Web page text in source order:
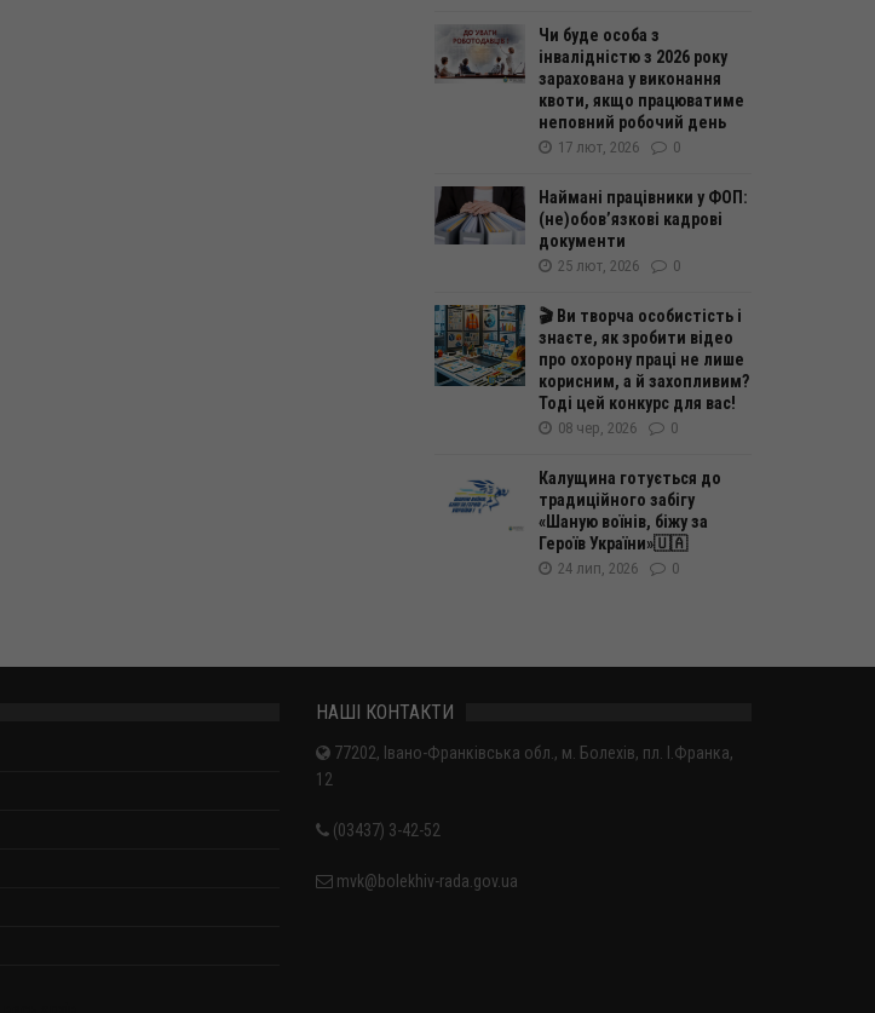
Чи буде особа з
інвалідністю з 2026 року
зарахована у виконання
квоти, якщо працюватиме
неповний робочий день
17 лют, 2026 0
Наймані працівники у ФОП:
(не)обовʼязкові кадрові
документи
25 лют, 2026 0
🎬 Ви творча особистість і
знаєте, як зробити відео
про охорону праці не лише
корисним, а й захопливим?
Тоді цей конкурс для вас!
08 чер, 2026 0
Калущина готується до
традиційного забігу
«Шаную воїнів, біжу за
Героїв України»🇺🇦
24 лип, 2026 0
НАШІ КОНТАКТИ
77202, Івано-Франківська обл., м. Болехів, пл. І.Франка,
12
(03437) 3-42-52
mvk@bolekhiv-rada.gov.ua